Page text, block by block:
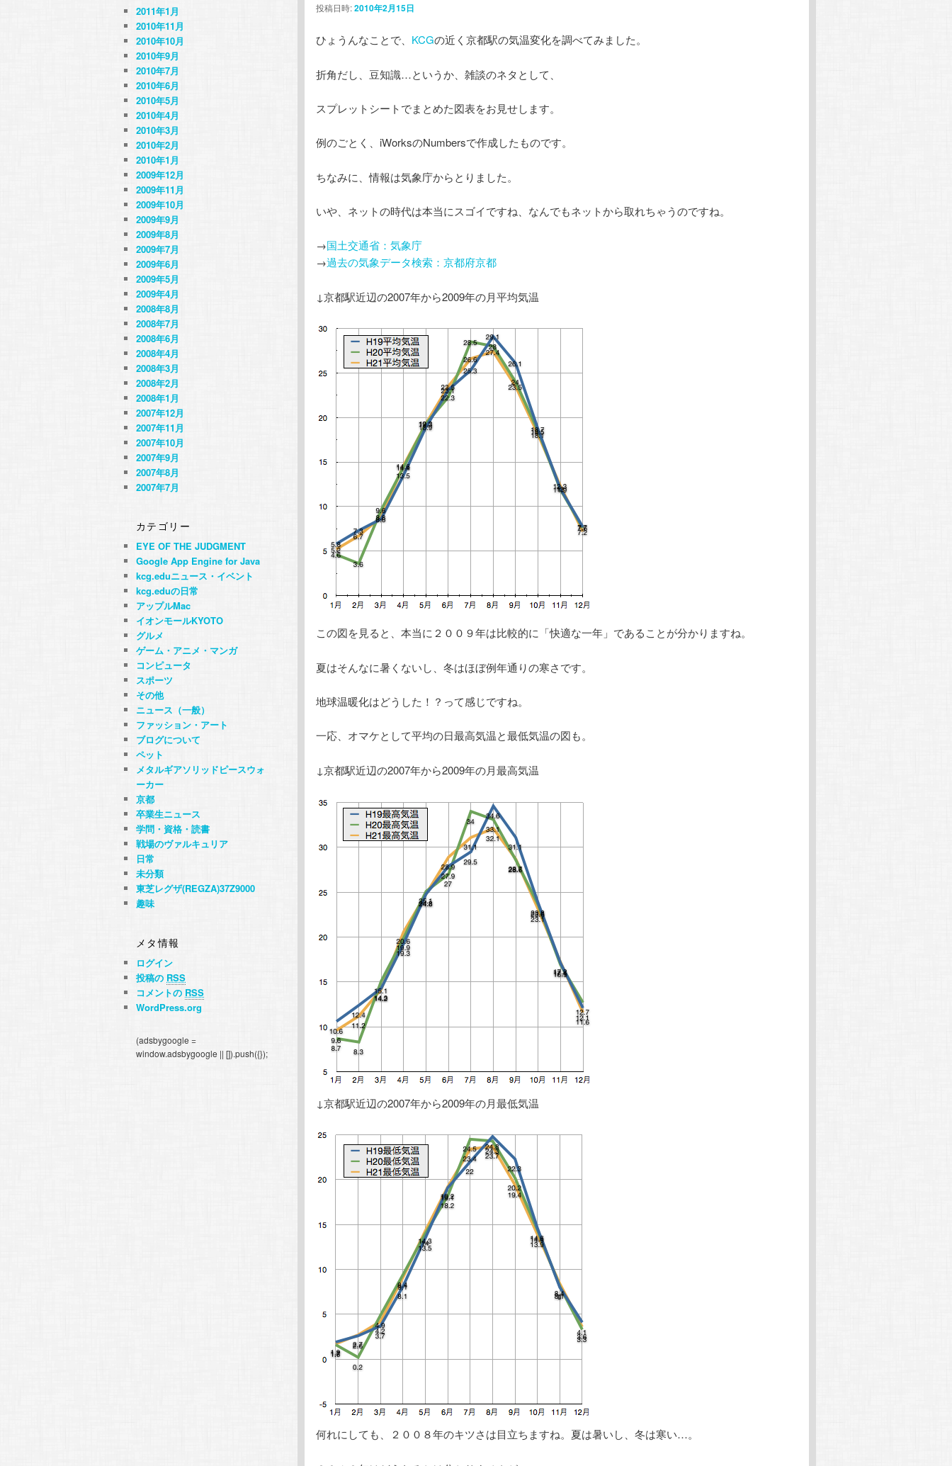
投稿日時:2010年2月15日
ひょうんなことで、 KCGの近く京都駅の気温変化を調べてみました。
折角だし、豆知識…というか、雑談のネタとして、
スプレットシートでまとめた図表をお見せします。
例のごとく、iWorksのNumbersで作成したものです。
ちなみに、情報は気象庁からとりました。
いや、ネットの時代は本当にスゴイですね、なんでもネットから取れちゃうのですね。
→国土交通省：気象庁
→過去の気象データ検索：京都府京都
↓京都駅近辺の2007年から2009年の月平均気温
この図を見ると、本当に２００９年は比較的に「快適な一年」であることが分かりますね。
夏はそんなに暑くないし、冬はほぼ例年通りの寒さです。
地球温暖化はどうした！？って感じですね。
一応、オマケとして平均の日最高気温と最低気温の図も。
↓京都駅近辺の2007年から2009年の月最高気温
↓京都駅近辺の2007年から2009年の月最低気温
何れにしても、２００８年のキツさは目立ちますね。夏は暑いし、冬は寒い…。
2011年1月
2010年11月
2010年10月
2010年9月
2010年7月
2010年6月
2010年5月
2010年4月
2010年3月
2010年2月
2010年1月
2009年12月
2009年11月
2009年10月
2009年9月
2009年8月
2009年7月
2009年6月
2009年5月
2009年4月
2008年8月
2008年7月
2008年6月
2008年4月
2008年3月
2008年2月
2008年1月
2007年12月
2007年11月
2007年10月
2007年9月
2007年8月
2007年7月
カテゴリー
EYE OF THE JUDGMENT
Google App Engine for Java
kcg.eduニュース・イベント
kcg.eduの日常
アップルMac
イオンモールKYOTO
グルメ
ゲーム・アニメ・マンガ
コンピュータ
スポーツ
その他
ニュース（一般）
ファッション・アート
ブログについて
ペット
メタルギアソリッドピースウォ
ーカー
京都
卒業生ニュース
学問・資格・読書
戦場のヴァルキュリア
日常
未分類
東芝レグザ(REGZA)37Z9000
趣味
メタ情報
ログイン
投稿の RSS
コメントの RSS
WordPress.org
(adsbygoogle =
window.adsbygoogle || []).push({});